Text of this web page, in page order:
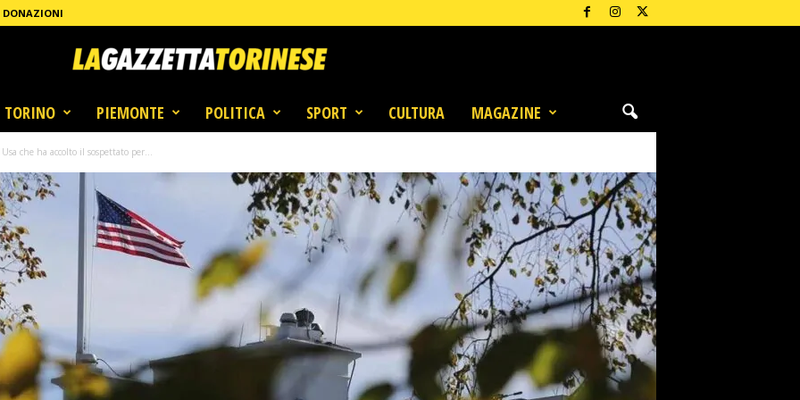
DONAZIONI
TORINO PIEMONTE POLITICA SPORT CULTURA MAGAZINE
che ha accolto il sospettato per...